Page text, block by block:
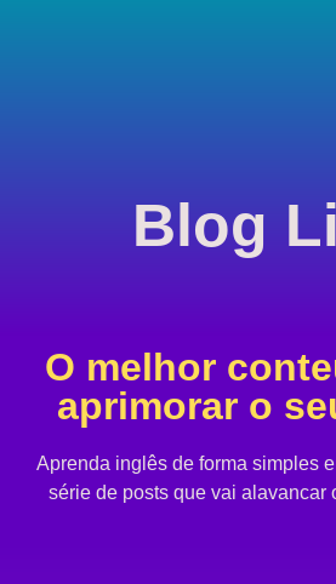
Blog
O melhor
aprimorar o
Aprenda inglês de forma simples
série de posts que vai alavancar